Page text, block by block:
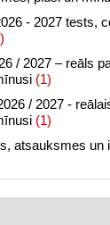
- 2027 tests,
/ 2027 – reāls
(1)
/ 2027 -
(1)
atsauksmes un